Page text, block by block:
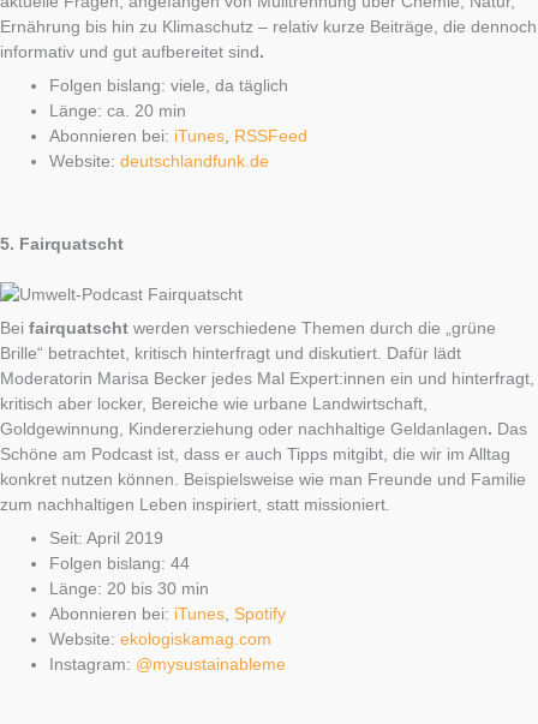
Ernährung bis hin zu Klimaschutz – relativ kurze Beiträge, die dennoch
informativ und gut aufbereitet sind .
Folgen bislang: viele, da täglich
Länge: ca. 20 min
Abonnieren bei: iTunes
RSSFeed
Website:deutschlandfunk.de
5. Fairquatscht
Bei fairquatscht werden verschiedene Themen durch die „grüne
Brille“ betrachtet, kritisch hinterfragt und diskutiert. Dafür lädt
Moderatorin Marisa Becker jedes Mal Expert:innen ein und hinterfragt,
kritisch aber locker, Bereiche wie urbane Landwirtschaft,
Goldgewinnung, Kindererziehung oder nachhaltige Geldanlagen. Das
Schöne am Podcast ist, dass er auch Tipps mitgibt, die wir im Alltag
konkret nutzen können. Beispielsweise wie man Freunde und Familie
zum nachhaltigen Leben inspiriert, statt missioniert.
Seit: April 2019
Folgen bislang: 44
Länge: 20 bis 30 min
Abonnieren bei: iTunes Spotify
Website:ekologiskamag.com
Instagram: @mysustainableme